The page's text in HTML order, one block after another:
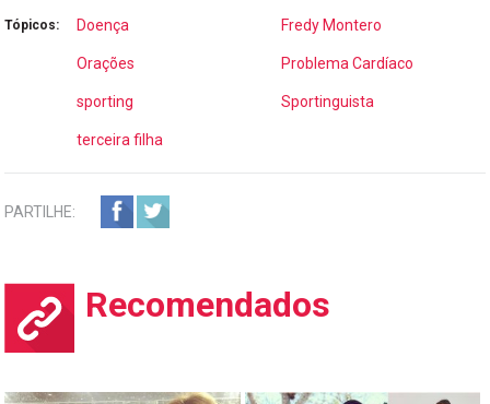
Tópicos: Doença Fredy Montero
Orações Problema Cardíaco
sporting Sportinguista
terceira filha
PARTILHE:
Recomendados